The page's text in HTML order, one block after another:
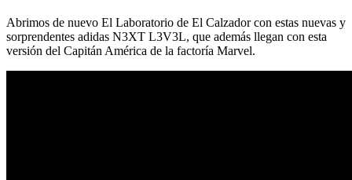
Abrimos de nuevo El Laboratorio de El Calzador con estas nuevas y
sorprendentes adidas N3XT L3V3L, que además llegan con esta
versión del Capitán América de la factoría Marvel.